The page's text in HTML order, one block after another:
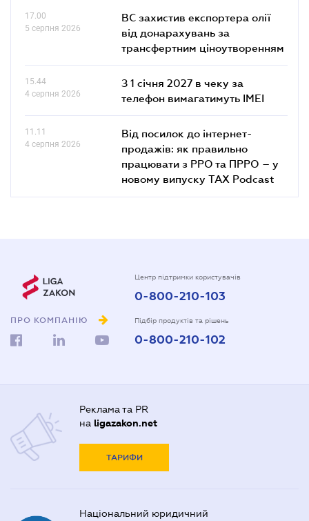
17.00
5 серпня 2026
ВС захистив експортера олії
від донарахувань за
трансфертним ціноутворенням
15.44
4 серпня 2026
З 1 січня 2027 в чеку за
телефон вимагатимуть IMEI
11.11
4 серпня 2026
Від посилок до інтернет-
продажів: як правильно
працювати з РРО та ПРРО – у
новому випуску TAX Podcast
ПРО КОМПАНІЮ
Центр підтримки користувачів
0-800-210-103
Підбір продуктів та рішень
0-800-210-102
Реклама та PR
на ligazakon.net
ТАРИФИ
Національний юридичний